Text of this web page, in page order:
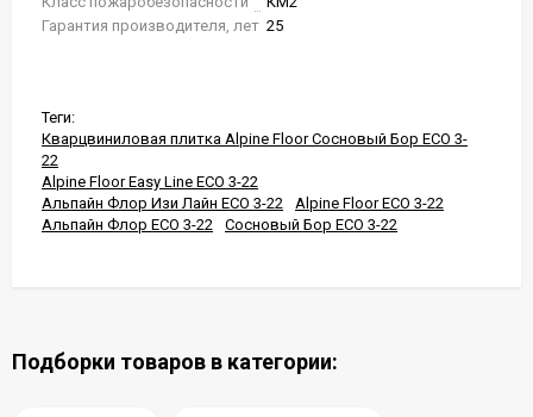
Гарантия производителя, лет 25
Теги:
Кварцвиниловая плитка Alpine Floor Сосновый Бор ECO 3-
22
Alpine Floor Easy Line ECO 3-22
Альпайн Флор Изи Лайн ECO 3-22
Alpine Floor ECO 3-22
Альпайн Флор ECO 3-22
Сосновый Бор ECO 3-22
Подборки товаров в категории: